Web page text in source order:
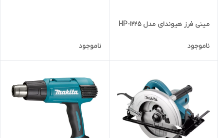
مینی فرز هیوندای مدل HP-1225
ناموجود ناموجود